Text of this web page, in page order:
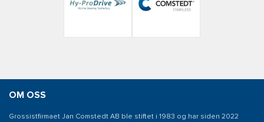
OM OSS
Grossistfirmaet Jan Comstedt AB ble stiftet i 1983 og har siden 2022